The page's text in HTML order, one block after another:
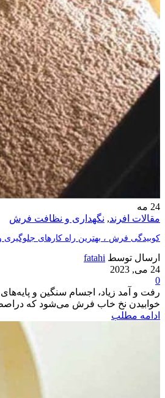
24 مه
مقالات افرند, نگهداری و نظافت فرش
کوبیدگی فرش ، بهترین راه کارهای جلوگیری
ارسال توسط fatahi
24 می, 2023
0
رفت و آمد زیاد، اجسام سنگین و
خوابیدن نخ خاب فرش می‌شود که
ادامه مطلب